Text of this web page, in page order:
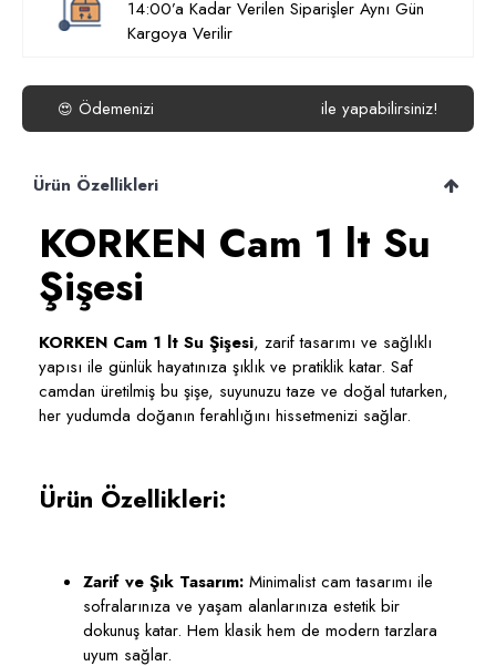
14:00’a Kadar Verilen Siparişler Aynı Gün
Kargoya Verilir
😍 Ödemenizi ile yapabilirsiniz!
Ürün Özellikleri
KORKEN Cam 1 lt Su
Şişesi
KORKEN Cam 1 lt Su Şişesi, zarif tasarımı ve sağlıklı
yapısı ile günlük hayatınıza şıklık ve pratiklik katar. Saf
camdan üretilmiş bu şişe, suyunuzu taze ve doğal tutarken,
her yudumda doğanın ferahlığını hissetmenizi sağlar.
Ürün Özellikleri:
Zarif ve Şık Tasarım: Minimalist cam tasarımı ile
sofralarınıza ve yaşam alanlarınıza estetik bir
dokunuş katar. Hem klasik hem de modern tarzlara
uyum sağlar.